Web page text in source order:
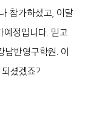
참가하셨고, 이달
정입니다. 믿고
남반영구학원. 이
셨겠죠?